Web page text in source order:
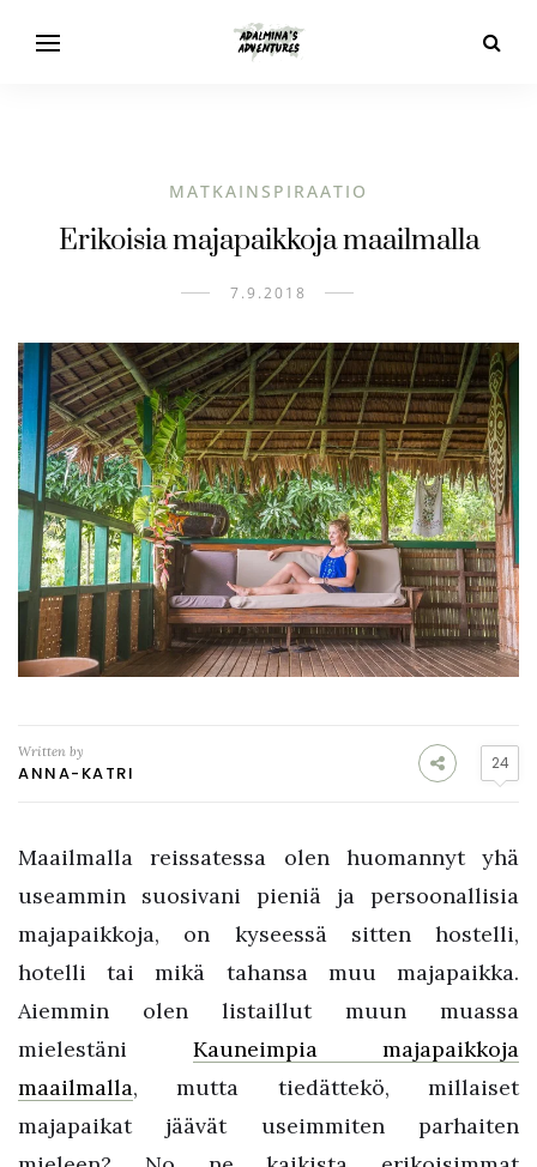
MATKAINSPIRAATIO
Erikoisia majapaikkoja maailmalla
7.9.2018
Written by
ANNA-KATRI 24
Maailmalla reissatessa olen huomannyt yhä
useammin suosivani pieniä ja persoonallisia
majapaikkoja, on kyseessä sitten hostelli,
hotelli tai mikä tahansa muu majapaikka.
Aiemmin olen listaillut muun muassa
mielestäni Kauneimpia majapaikkoja
maailmalla, mutta tiedättekö, millaiset
majapaikat jäävät useimmiten parhaiten